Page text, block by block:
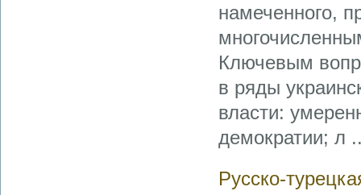
намеченного,
Ключевым
в ряды
власти:
демократии; л
Русско-